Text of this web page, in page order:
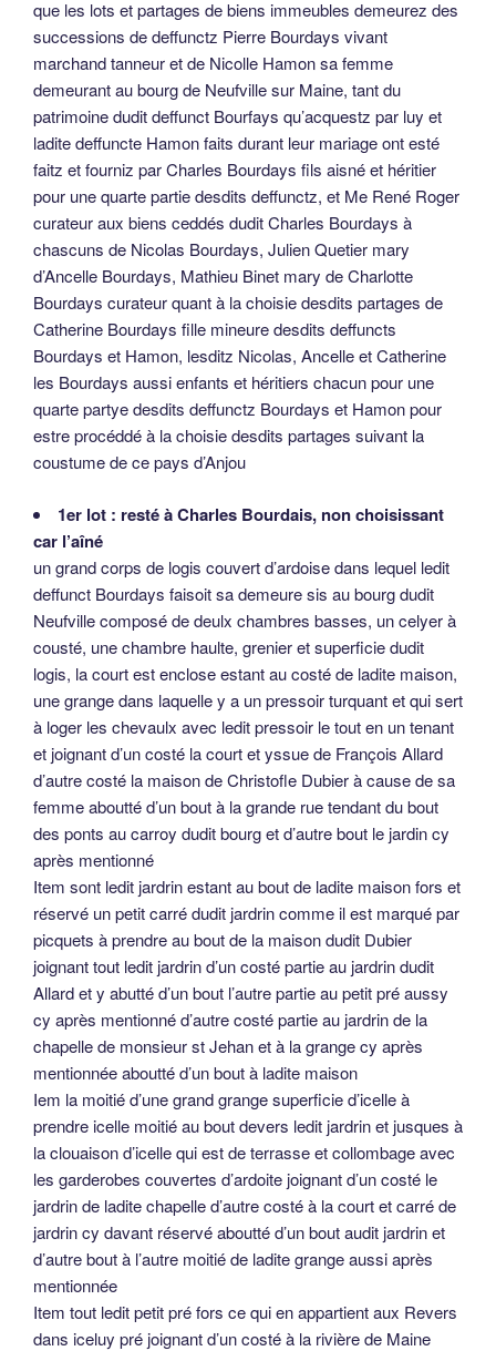
que les lots et partages de biens immeubles demeurez des
successions de deffunctz Pierre Bourdays vivant
marchand tanneur et de Nicolle Hamon sa femme
demeurant au bourg de Neufville sur Maine, tant du
patrimoine dudit deffunct Bourfays qu’acquestz par luy et
ladite deffuncte Hamon faits durant leur mariage ont esté
faitz et fourniz par Charles Bourdays fils aisné et héritier
pour une quarte partie desdits deffunctz, et Me René Roger
curateur aux biens ceddés dudit Charles Bourdays à
chascuns de Nicolas Bourdays, Julien Quetier mary
d’Ancelle Bourdays, Mathieu Binet mary de Charlotte
Bourdays curateur quant à la choisie desdits partages de
Catherine Bourdays fille mineure desdits deffuncts
Bourdays et Hamon, lesditz Nicolas, Ancelle et Catherine
les Bourdays aussi enfants et héritiers chacun pour une
quarte partye desdits deffunctz Bourdays et Hamon pour
estre procéddé à la choisie desdits partages suivant la
coustume de ce pays d’Anjou
1er lot : resté à Charles Bourdais, non choisissant
car l’aîné
un grand corps de logis couvert d’ardoise dans lequel ledit
deffunct Bourdays faisoit sa demeure sis au bourg dudit
Neufville composé de deulx chambres basses, un celyer à
cousté, une chambre haulte, grenier et superficie dudit
logis, la court est enclose estant au costé de ladite maison,
une grange dans laquelle y a un pressoir turquant et qui sert
à loger les chevaulx avec ledit pressoir le tout en un tenant
et joignant d’un costé la court et yssue de François Allard
d’autre costé la maison de Christofle Dubier à cause de sa
femme aboutté d’un bout à la grande rue tendant du bout
des ponts au carroy dudit bourg et d’autre bout le jardin cy
après mentionné
Item sont ledit jardrin estant au bout de ladite maison fors et
réservé un petit carré dudit jardrin comme il est marqué par
picquets à prendre au bout de la maison dudit Dubier
joignant tout ledit jardrin d’un costé partie au jardrin dudit
Allard et y abutté d’un bout l’autre partie au petit pré aussy
cy après mentionné d’autre costé partie au jardrin de la
chapelle de monsieur st Jehan et à la grange cy après
mentionnée aboutté d’un bout à ladite maison
Iem la moitié d’une grand grange superficie d’icelle à
prendre icelle moitié au bout devers ledit jardrin et jusques à
la clouaison d’icelle qui est de terrasse et collombage avec
les garderobes couvertes d’ardoite joignant d’un costé le
jardrin de ladite chapelle d’autre costé à la court et carré de
jardrin cy davant réservé aboutté d’un bout audit jardrin et
d’autre bout à l’autre moitié de ladite grange aussi après
mentionnée
Item tout ledit petit pré fors ce qui en appartient aux Revers
dans iceluy pré joignant d’un costé à la rivière de Maine